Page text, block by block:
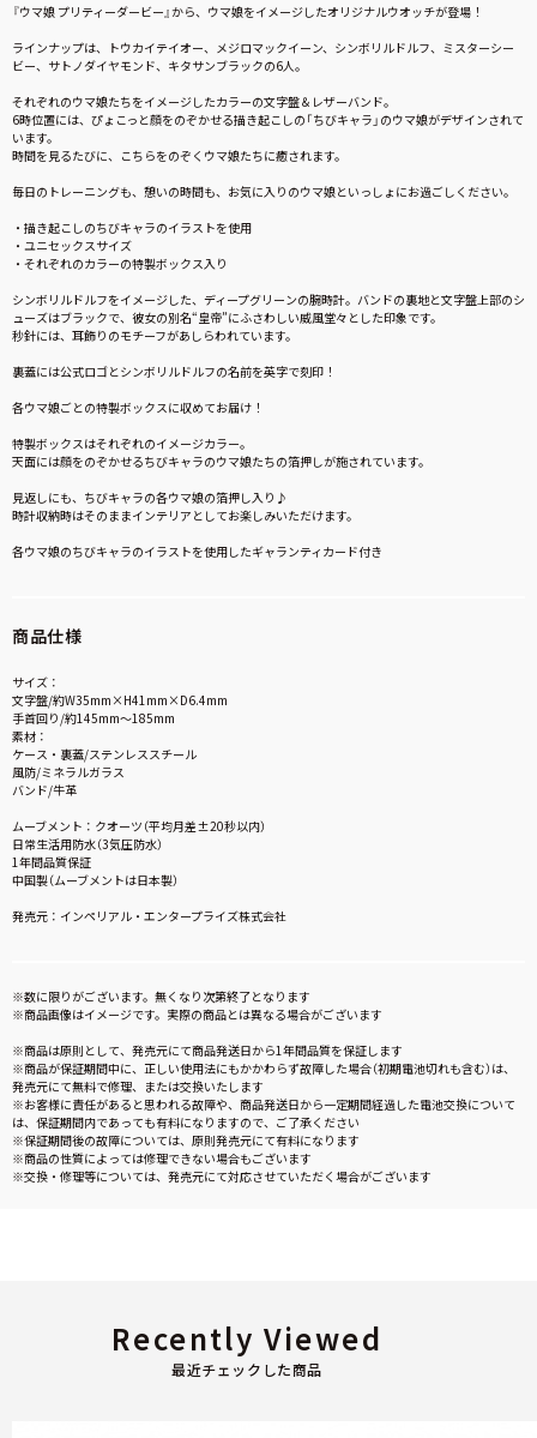
『ウマ娘 プリティーダービー』から、ウマ娘をイメージしたオリジナルウオッチが登場！
ラインナップは、トウカイテイオー、メジロマックイーン、シンボリルドルフ、ミスターシー
ビー、サトノダイヤモンド、キタサンブラックの6人。
それぞれのウマ娘たちをイメージしたカラーの文字盤＆レザーバンド。
6時位置には、ぴょこっと顔をのぞかせる描き起こしの「ちびキャラ」のウマ娘がデザインされて
います。
時間を見るたびに、こちらをのぞくウマ娘たちに癒されます。
毎日のトレーニングも、憩いの時間も、お気に入りのウマ娘といっしょにお過ごしください。
・描き起こしのちびキャラのイラストを使用
・ユニセックスサイズ
・それぞれのカラーの特製ボックス入り
シンボリルドルフをイメージした、ディープグリーンの腕時計。バンドの裏地と文字盤上部のシ
ューズはブラックで、彼女の別名“皇帝”にふさわしい威風堂々とした印象です。
秒針には、耳飾りのモチーフがあしらわれています。
裏蓋には公式ロゴとシンボリルドルフの名前を英字で刻印！
各ウマ娘ごとの特製ボックスに収めてお届け！
特製ボックスはそれぞれのイメージカラー。
天面には顔をのぞかせるちびキャラのウマ娘たちの箔押しが施されています。
見返しにも、ちびキャラの各ウマ娘の箔押し入り♪
時計収納時はそのままインテリアとしてお楽しみいただけます。
各ウマ娘のちびキャラのイラストを使用したギャランティカード付き
商品仕様
サイズ：
文字盤/約W35mm×H41mm×D6.4mm
手首回り/約145mm〜185mm
素材：
ケース・裏蓋/ステンレススチール
風防/ミネラルガラス
バンド/牛革
ムーブメント：クオーツ（平均月差±20秒以内）
日常生活用防水（3気圧防水）
1年間品質保証
中国製（ムーブメントは日本製）
発売元：インペリアル・エンタープライズ株式会社
※数に限りがございます。無くなり次第終了となります
※商品画像はイメージです。実際の商品とは異なる場合がございます
※商品は原則として、発売元にて商品発送日から1年間品質を保証します
※商品が保証期間中に、正しい使用法にもかかわらず故障した場合（初期電池切れも含む）は、
発売元にて無料で修理、または交換いたします
※お客様に責任があると思われる故障や、商品発送日から一定期間経過した電池交換について
は、保証期間内であっても有料になりますので、ご了承ください
※保証期間後の故障については、原則発売元にて有料になります
※商品の性質によっては修理できない場合もございます
※交換・修理等については、発売元にて対応させていただく場合がございます
最近チェックした商品
Recently Viewed